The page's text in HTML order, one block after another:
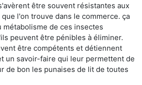
être souvent résistantes aux
l'on trouve dans le commerce. ça
métabolisme de ces insectes
peuvent être pénibles à éliminer.
être compétents et détiennent
un savoir-faire qui leur permettent de
de bon les punaises de lit de toutes